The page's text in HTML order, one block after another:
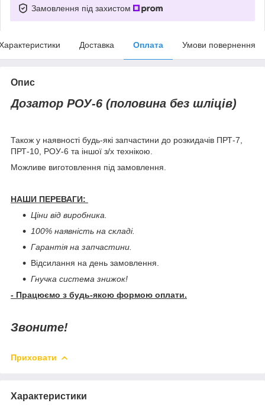
Замовлення під захистом
Доставка Оплата Умови повернення
Опис
Дозатор РОУ-6 (половина без шліців)
Також у наявності будь-які запчастини до розкидачів ПРТ-7,
ПРТ-10, РОУ-6 та іншої з/х технікою.
Можливе виготовлення під замовлення.
НАШИ ПЕРЕВАГИ:
Ціни від виробника.
100% наявність на складі.
Гарантія на запчастини.
Відсилання на день замовлення.
Гнучка система знижок!
- Працюємо з будь-якою формою оплати.
Звоните!
Приховати
Характеристики